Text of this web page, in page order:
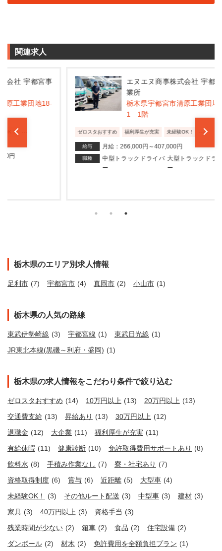
関連求人
事
エヌエヌ商事株式会社 宇都宮事
業所
栃木県宇都宮市清原工業団地18-
福利厚生が充実 未経験OK！ ...
月給：266,000円～407,000円
中型トラックドライバ 大型トラックドライバ
栃木県のエリア別求人情報
足利市 (7) 宇都宮市 (4) 真岡市 (2) 小山市 (1)
栃木県の人気の路線
東武伊勢崎線 (3) 宇都宮線 (1) 東武日光線 (1)
JR東北本線(黒磯～利府・盛岡) (1)
栃木県の求人情報をこだわり条件で絞り込む
ゼロスタおすすめ (14) 10万円以上 (13) 20万円以上 (13)
交通費支給 (13) 昇給あり (13) 30万円以上 (12)
退職金 (12) 大企業 (11) 福利厚生が充実 (11)
有給休暇 (11) 健康診断 (10) 免許取得費用サポートあり (8)
飲料水 (8) 手積み作業なし (7) 寮・社宅あり (7)
資格取得制度 (6) 賞与 (6) 近距離 (5) 大型車 (4)
未経験OK！
(3) その他ルート配送 (3) 中型車 (3) 建材 (3)
家具 (3) 40万円以上 (3) 資格手当 (3)
残業時間が少ない (2) 箱車 (2) 食品 (2) 住宅設備 (2)
ダンボール (2) 材木 (2) 免許費用を全額負担プラン (1)